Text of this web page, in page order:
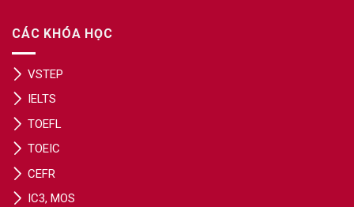
CÁC KHÓA HỌC
VSTEP
IC3, MOS
IELTS
TOEFL
TOEIC
CEFR